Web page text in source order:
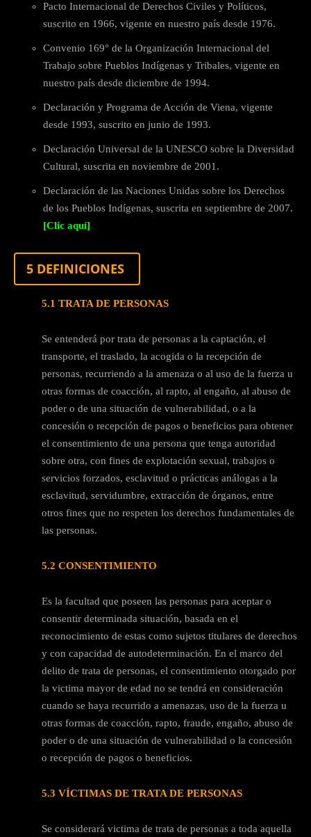
Pacto Internacional de Derechos Civiles y Políticos,
suscrito en 1966, vigente en nuestro país desde 1976.
Convenio 169° de la Organización Internacional del
Trabajo sobre Pueblos Indígenas y Tribales, vigente en
nuestro país desde diciembre de 1994.
Declaración y Programa de Acción de Viena, vigente
desde 1993, suscrito en junio de 1993.
Declaración Universal de la UNESCO sobre la Diversidad
Cultural, suscrita en noviembre de 2001.
Declaración de las Naciones Unidas sobre los Derechos
de los Pueblos Indígenas, suscrita en septiembre de 2007.
[Clic aquí]
5 DEFINICIONES
5.1 TRATA DE PERSONAS
Se entenderá por trata de personas a la captación, el
transporte, el traslado, la acogida o la recepción de
personas, recurriendo a la amenaza o al uso de la fuerza u
otras formas de coacción, al rapto, al engaño, al abuso de
poder o de una situación de vulnerabilidad, o a la
concesión o recepción de pagos o beneficios para obtener
el consentimiento de una persona que tenga autoridad
sobre otra, con fines de explotación sexual, trabajos o
servicios forzados, esclavitud o prácticas análogas a la
esclavitud, servidumbre, extracción de órganos, entre
otros fines que no respeten los derechos fundamentales de
las personas.
5.2 CONSENTIMIENTO
Es la facultad que poseen las personas para aceptar o
consentir determinada situación, basada en el
reconocimiento de estas como sujetos titulares de derechos
y con capacidad de autodeterminación. En el marco del
delito de trata de personas, el consentimiento otorgado por
la victima mayor de edad no se tendrá en consideración
cuando se haya recurrido a amenazas, uso de la fuerza u
otras formas de coacción, rapto, fraude, engaño, abuso de
poder o de una situación de vulnerabilidad o la concesión
o recepción de pagos o beneficios.
5.3 VÍCTIMAS DE TRATA DE PERSONAS
Se considerará victima de trata de personas a toda aquella